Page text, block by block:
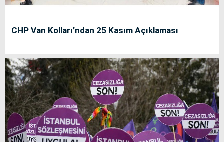
CHP Van Kolları’ndan 25 Kasım Açıklaması